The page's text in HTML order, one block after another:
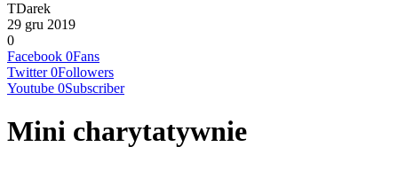
TDarek
29 gru 2019
0
Facebook 0Fans
Twitter 0Followers
Youtube 0Subscriber
Mini charytatywnie